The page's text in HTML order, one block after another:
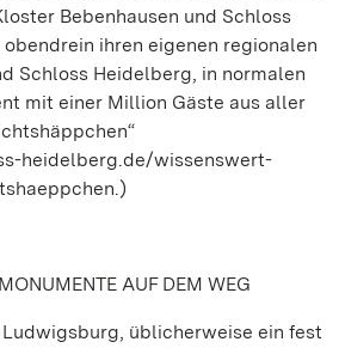
Bebenhausen und Schloss
ihren eigenen regionalen
Schloss Heidelberg, in normalen
mit einer Million Gäste aus aller
heidelberg.de/wissenswert-
AUF DEM WEG
üblicherweise ein fest